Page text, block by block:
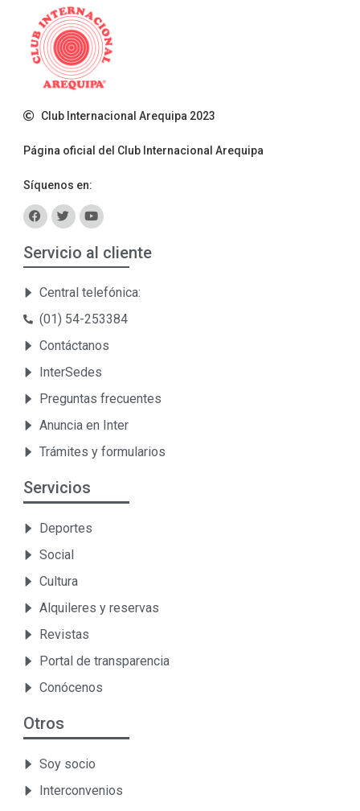
Club Internacional Arequipa 2023
Página oficial del Club Internacional Arequipa
Síquenos en:
Servicio al cliente
Central telefónica:
(01) 54-253384
Contáctanos
InterSedes
Preguntas frecuentes
Anuncia en Inter
Trámites y formularios
Servicios
Deportes
Social
Cultura
Alquileres y reservas
Revistas
Portal de transparencia
Conócenos
Otros
Soy socio
Interconvenios